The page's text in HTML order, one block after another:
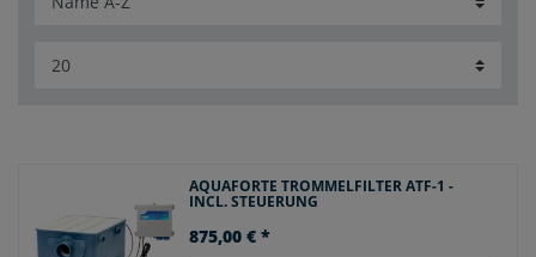
AQUAFORTE TROMMELFILTER ATF-1 -
INCL. STEUERUNG
875,00 € *